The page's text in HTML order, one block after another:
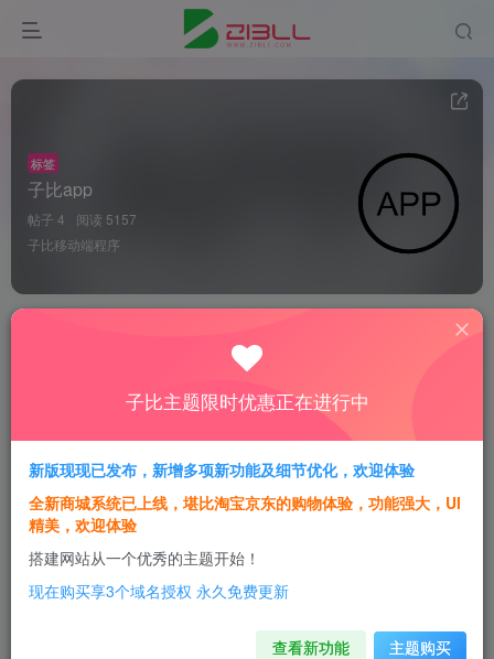
标签
子比app
帖子 4
阅读 5157
子比移动端程序
1502次阅读
子比移动端APP发布-插件+FLUTTER客户端
子比移动端APP发布了，使用FLUTTER开发移动端
gitee获取最新源代码，插件端版权信息加密（防止售卖等行
为），其他无任何加密，截图懒得截图自己运行体验吧。
BUG反馈请提:Issues · 全能小太阳/子...
zibll 综合交流
关注 私信
子比主题限时优惠正在进行中
新版现现已发布，新增多项新功能及细节优化，欢迎体验
全新商城系统已上线，堪比淘宝京东的购物体验，功能强大，UI
精美，欢迎体验
搭建网站从一个优秀的主题开始！
现在购买享3个域名授权 永久免费更新
查看新功能 主题购买